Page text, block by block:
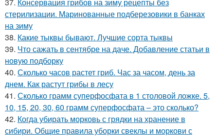
стерилизации. Маринованные подберезовики в банках
на зиму
38. Какие тыквы бывают. Лучшие сорта тыквы
39. Что сажать в сентябре на даче. Добавление статьи в
новую подборку
40. Сколько часов растет гриб. Час за часом, день за
днем. Как растут грибы в лесу
41. Сколько грамм суперфосфата в 1 столовой ложке. 5,
10, 15, 20, 30, 60 грамм суперфосфата – это сколько?
42. Когда убирать морковь с грядки на хранение в
сибири. Общие правила уборки свеклы и моркови с